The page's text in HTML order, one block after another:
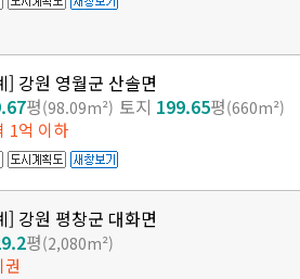
] 강원 영월군 산솔면
평(98.09m²) 토지 199.65평(660m²)
1억 이하
] 강원 평창군 대화면
평(2,080m²)